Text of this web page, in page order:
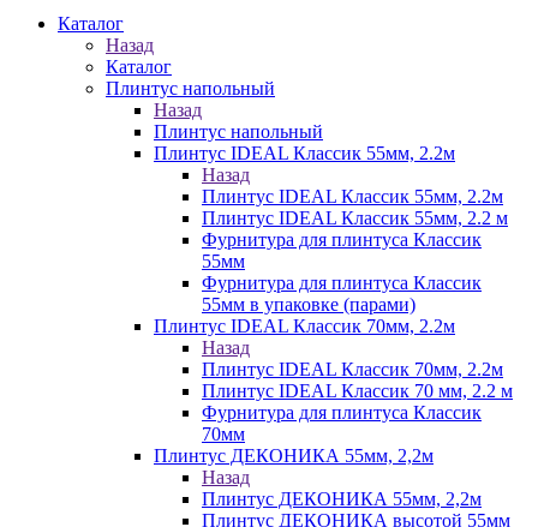
Каталог
Назад
Каталог
Плинтус напольный
Назад
Плинтус напольный
Плинтус IDEAL Классик 55мм, 2.2м
Назад
Плинтус IDEAL Классик 55мм, 2.2м
Плинтус IDEAL Классик 55мм, 2.2 м
Фурнитура для плинтуса Классик
55мм
Фурнитура для плинтуса Классик
55мм в упаковке (парами)
Плинтус IDEAL Классик 70мм, 2.2м
Назад
Плинтус IDEAL Классик 70мм, 2.2м
Плинтус IDEAL Классик 70 мм, 2.2 м
Фурнитура для плинтуса Классик
70мм
Плинтус ДЕКОНИКА 55мм, 2,2м
Назад
Плинтус ДЕКОНИКА 55мм, 2,2м
Плинтус ДЕКОНИКА высотой 55мм